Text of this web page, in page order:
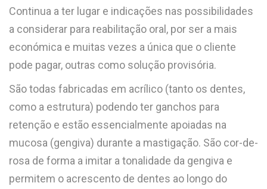
Continua a ter lugar e indicações nas possibilidades
a considerar para reabilitação oral, por ser a mais
económica e muitas vezes a única que o cliente
pode pagar, outras como solução provisória.
São todas fabricadas em acrílico (tanto os dentes,
como a estrutura) podendo ter ganchos para
retenção e estão essencialmente apoiadas na
mucosa (gengiva) durante a mastigação. São cor-de-
rosa de forma a imitar a tonalidade da gengiva e
permitem o acrescento de dentes ao longo do